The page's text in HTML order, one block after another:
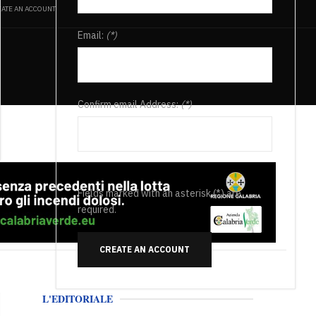
AN ACCOUNT
Email: (*)
Confirm email Address:(*)
Fields marked with an asterisk (*) are
required.
CREATE AN ACCOUNT
L'EDITORIALE